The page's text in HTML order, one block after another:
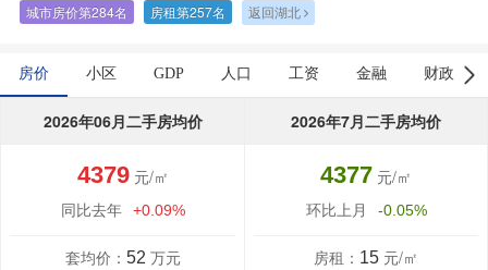
城市房价第284名 房租第257名 返回湖北
房价 小区 GDP 人口 工资 金融 财政
2026年06月二手房均价 2026年7月二手房均价
4379 元/㎡
同比去年
+0.09%
套均价： 52 万元
4377 元/㎡
环比上月
-0.05%
房租： 15 元/㎡